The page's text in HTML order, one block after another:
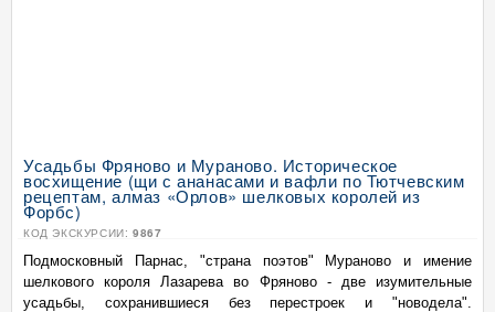
Усадьбы Фряново и Мураново. Историческое
восхищение (щи с ананасами и вафли по Тютчевским
рецептам, алмаз «Орлов» шелковых королей из
Форбс)
КОД ЭКСКУРСИИ: 9867
Подмосковный Парнас, "страна поэтов" Мураново и имение
шелкового короля Лазарева во Фряново - две изумительные
усадьбы, сохранившиеся без перестроек и "новодела".